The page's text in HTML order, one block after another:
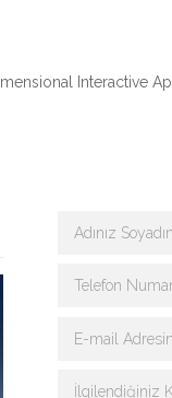
Interactive